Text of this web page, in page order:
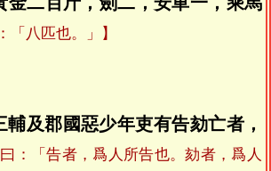
「八匹也。」】
輔及郡國惡少年吏有告劾亡者，
曰：「告者，爲人所告也。劾者，爲人